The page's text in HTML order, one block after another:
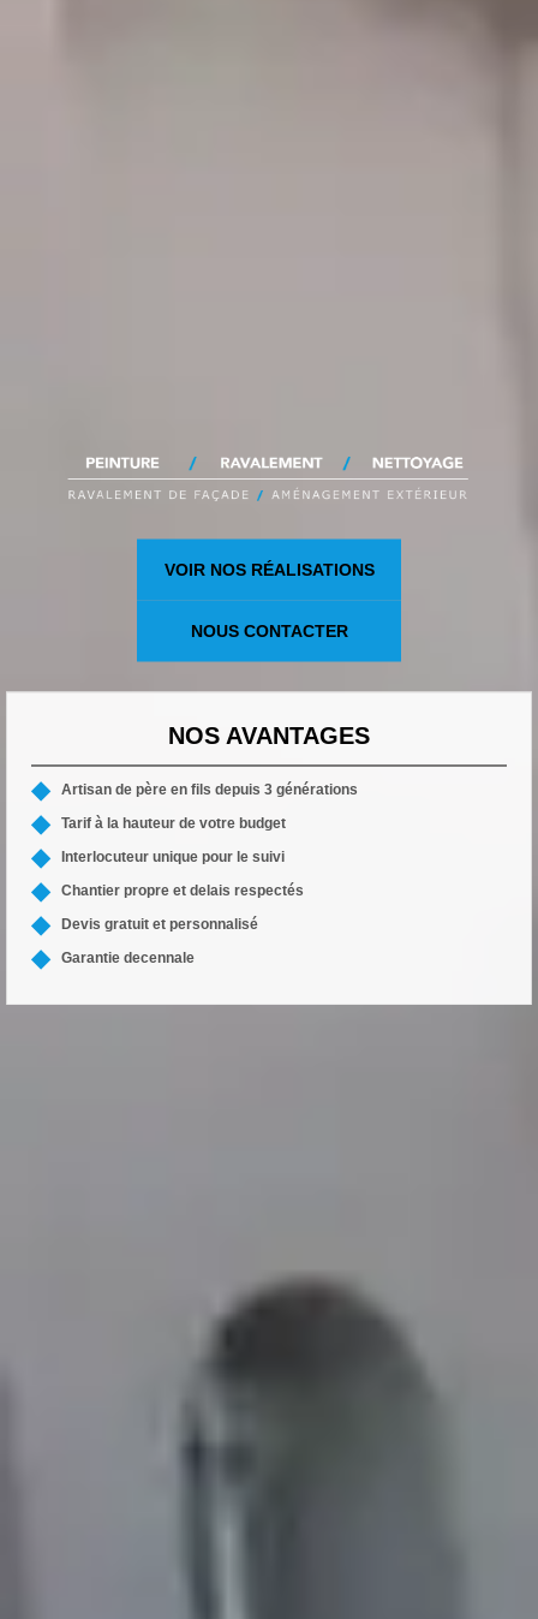
VOIR NOS RÉALISATIONS
NOUS CONTACTER
NOS AVANTAGES
Artisan de père en fils depuis 3 générations
Tarif à la hauteur de votre budget
Interlocuteur unique pour le suivi
Chantier propre et delais respectés
Devis gratuit et personnalisé
Garantie decennale